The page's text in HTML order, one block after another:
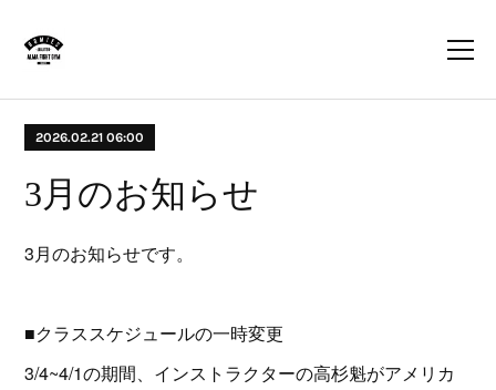
2026.02.21 06:00
3月のお知らせ
3月のお知らせです。
■クラススケジュールの一時変更
3/4~4/1の期間、インストラクターの高杉魁がアメリカ